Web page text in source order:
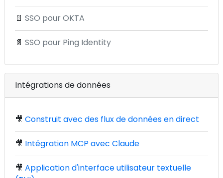
📄 SSO pour OKTA
📄 SSO pour Ping Identity
Intégrations de données
🎥 Construit avec des flux de données en direct
🎥 Intégration MCP avec Claude
🎥 Application d'interface utilisateur textuelle